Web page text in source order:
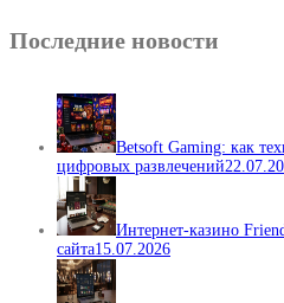
Последние новости
Betsoft Gaming: как
цифровых развлечений
Интернет-казино
сайта15.07.2026